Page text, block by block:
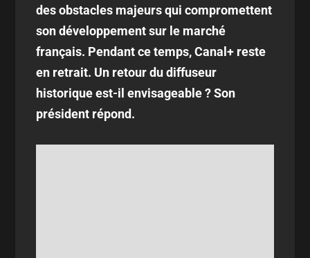
des obstacles majeurs qui compromettent
son développement sur le marché
français. Pendant ce temps, Canal+ reste
en retrait. Un retour du diffuseur
historique est-il envisageable ? Son
président répond.